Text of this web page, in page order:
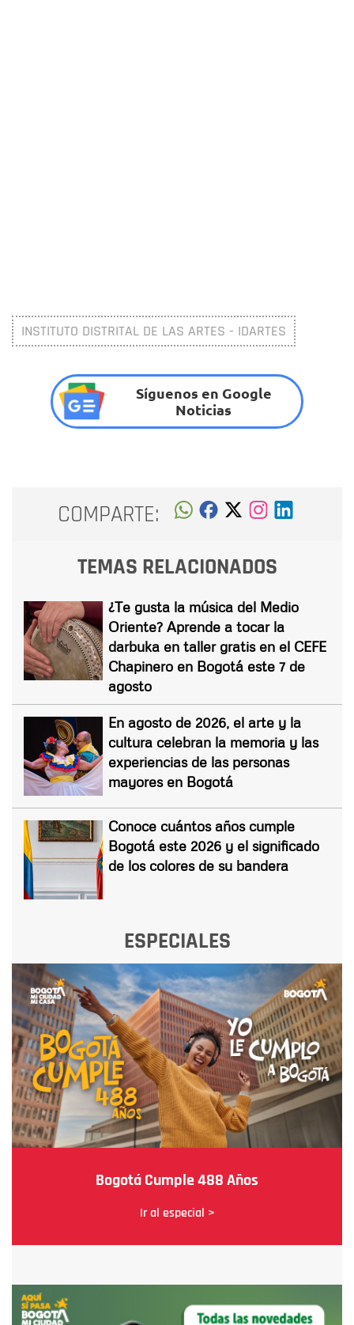
INSTITUTO DISTRITAL DE LAS ARTES - IDARTES
Síguenos en Google
Noticias
COMPARTE:
TEMAS RELACIONADOS
¿Te gusta la música del Medio
Oriente? Aprende a tocar la
darbuka en taller gratis en el CEFE
Chapinero en Bogotá este 7 de
agosto
En agosto de 2026, el arte y la
cultura celebran la memoria y las
experiencias de las personas
mayores en Bogotá
Conoce cuántos años cumple
Bogotá este 2026 y el significado
de los colores de su bandera
ESPECIALES
Bogotá Cumple 488 Años
Ir al especial >